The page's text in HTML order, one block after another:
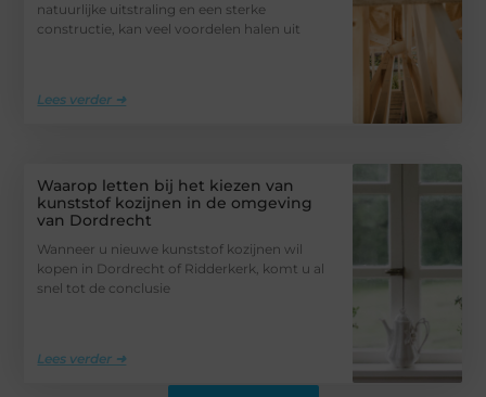
natuurlijke uitstraling en een sterke
constructie, kan veel voordelen halen uit
Lees verder ➜
Waarop letten bij het kiezen van
kunststof kozijnen in de omgeving
van Dordrecht
Wanneer u nieuwe kunststof kozijnen wil
kopen in Dordrecht of Ridderkerk, komt u al
snel tot de conclusie
Lees verder ➜